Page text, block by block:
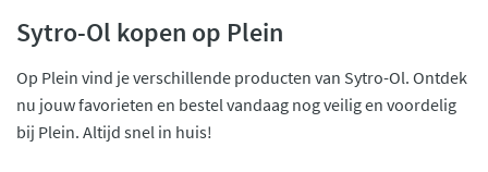
Sytro-Ol kopen op Plein
Op Plein vind je verschillende producten van Sytro-Ol. Ontdek
nu jouw favorieten en bestel vandaag nog veilig en voordelig
bij Plein. Altijd snel in huis!